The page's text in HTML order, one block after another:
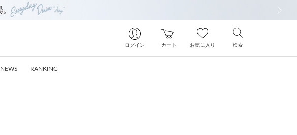
ログイン カート お気に入り 検索
NEWS RANKING